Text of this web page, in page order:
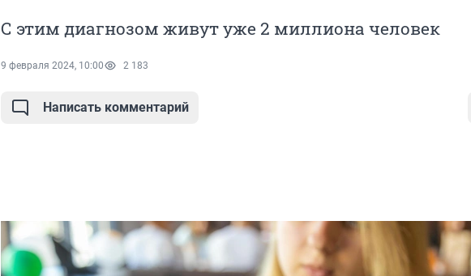
С этим диагнозом живут уже 2 миллиона человек
9 февраля 2024, 10:00 2 183
Написать комментарий